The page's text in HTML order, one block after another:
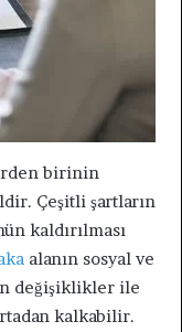
birinin
Çeşitli şartların
kaldırılması
alanın sosyal ve
değişiklikler ile
kalkabilir.